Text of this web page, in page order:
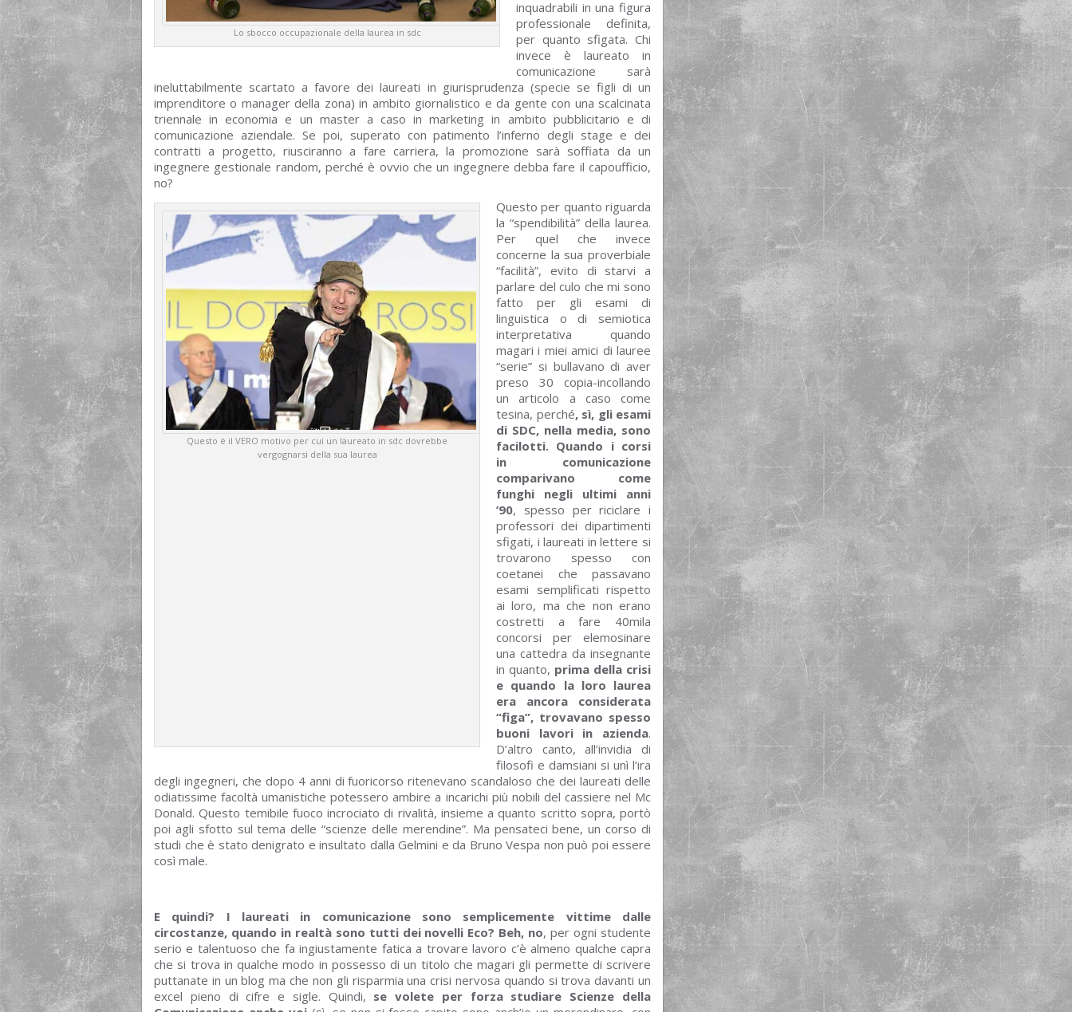
Lo sbocco occupazionale della laurea in sdc
inquadrabili in una figura
professionale definita,
per quanto sfigata. Chi
invece è laureato in
comunicazione sarà
ineluttabilmente scartato a favore dei laureati in giurisprudenza (specie se figli di un
imprenditore o manager della zona) in ambito giornalistico e da gente con una scalcinata
triennale in economia e un master a caso in marketing in ambito pubblicitario e di
comunicazione aziendale. Se poi, superato con patimento l’inferno degli stage e dei
contratti a progetto, riusciranno a fare carriera, la promozione sarà soffiata da un
ingegnere gestionale random, perché è ovvio che un ingegnere debba fare il capoufficio,
no?
Questo è il VERO motivo per cui un laureato in sdc dovrebbe
vergognarsi della sua laurea
Questo per quanto riguarda
la “spendibilità” della laurea.
Per quel che invece
concerne la sua proverbiale
“facilità”, evito di starvi a
parlare del culo che mi sono
fatto per gli esami di
linguistica o di semiotica
interpretativa quando
magari i miei amici di lauree
“serie” si bullavano di aver
preso 30 copia-incollando
un articolo a caso come
tesina, perché, sì, gli esami
di SDC, nella media, sono
facilotti. Quando i corsi
in comunicazione
comparivano come
funghi negli ultimi anni
’90, spesso per riciclare i
professori dei dipartimenti
sfigati, i laureati in lettere si
trovarono spesso con
coetanei che passavano
esami semplificati rispetto
ai loro, ma che non erano
costretti a fare 40mila
concorsi per elemosinare
una cattedra da insegnante
in quanto, prima della crisi
e quando la loro laurea
era ancora considerata
“figa”, trovavano spesso
buoni lavori in azienda.
D’altro canto, all’invidia di
filosofi e damsiani si unì l’ira
degli ingegneri, che dopo 4 anni di fuoricorso ritenevano scandaloso che dei laureati delle
odiatissime facoltà umanistiche potessero ambire a incarichi più nobili del cassiere nel Mc
Donald. Questo temibile fuoco incrociato di rivalità, insieme a quanto scritto sopra, portò
poi agli sfotto sul tema delle “scienze delle merendine”. Ma pensateci bene, un corso di
studi che è stato denigrato e insultato dalla Gelmini e da Bruno Vespa non può poi essere
così male.
E quindi? I laureati in comunicazione sono semplicemente vittime dalle
circostanze, quando in realtà sono tutti dei novelli Eco? Beh, no, per ogni studente
serio e talentuoso che fa ingiustamente fatica a trovare lavoro c’è almeno qualche capra
che si trova in qualche modo in possesso di un titolo che magari gli permette di scrivere
puttanate in un blog ma che non gli risparmia una crisi nervosa quando si trova davanti un
excel pieno di cifre e sigle. Quindi, se volete per forza studiare Scienze della